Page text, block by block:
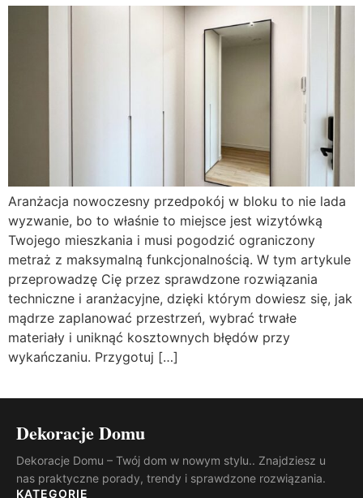
Aranżacja nowoczesny przedpokój w bloku to nie lada
wyzwanie, bo to właśnie to miejsce jest wizytówką
Twojego mieszkania i musi pogodzić ograniczony
metraż z maksymalną funkcjonalnością. W tym artykule
przeprowadzę Cię przez sprawdzone rozwiązania
techniczne i aranżacyjne, dzięki którym dowiesz się, jak
mądrze zaplanować przestrzeń, wybrać trwałe
materiały i uniknąć kosztownych błędów przy
wykańczaniu. Przygotuj […]
Dekoracje Domu
Dekoracje Domu – Twój dom w nowym stylu.. Znajdziesz u
nas praktyczne porady, trendy i sprawdzone rozwiązania.
KATEGORIE